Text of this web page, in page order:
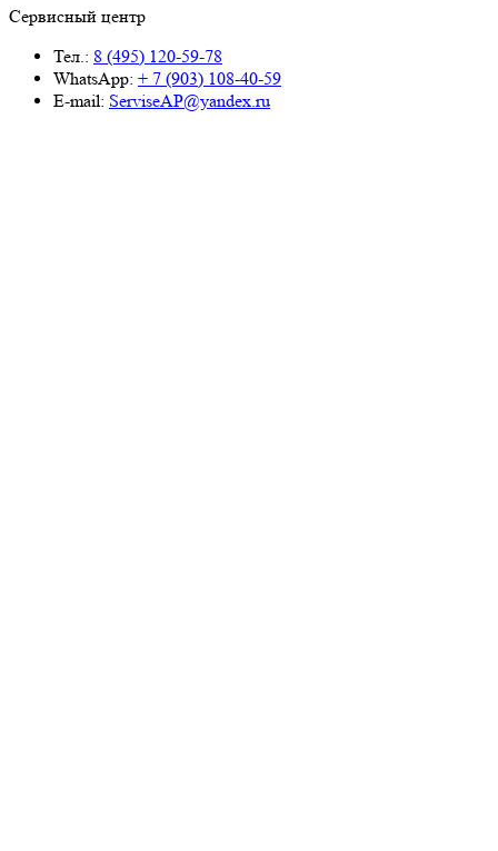
Сервисный центр
Тел.: 8 (495) 120-59-78
WhatsApp: + 7 (903) 108-40-59
E-mail: ServiseAP@yandex.ru